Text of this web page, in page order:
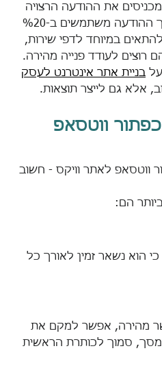
ההודעה משתמשים ב-%20
במיוחד לדפי שירות,
רוצים לעודד פנייה מהירה.
על בניית אתר אינטרנט לעסק
אלא גם לייצר תוצאות.
ווטסאפ
ווטסאפ לאתר וויקס - חשוב
הם:
הוא נשאר זמין לאורך כל
מהירה, אפשר למקם את
סמוך לכותרת הראשית